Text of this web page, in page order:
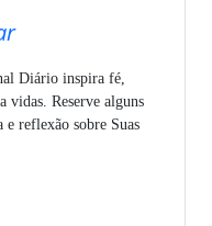
Diário inspira fé,
vidas. Reserve alguns
reflexão sobre Suas